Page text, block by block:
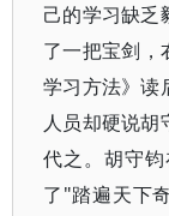
己的学习缺乏
了一把宝剑
学习方法》读
人员却硬说胡
代之。胡守
了"踏遍天下